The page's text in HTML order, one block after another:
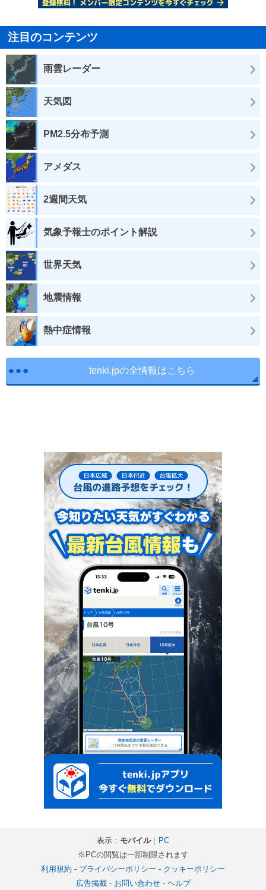
注目のコンテンツ
雨雲レーダー
天気図
PM2.5分布予測
アメダス
2週間天気
気象予報士のポイント解説
世界天気
地震情報
熱中症情報
tenki.jpの全情報はこちら
表示： モバイル｜ PC
※PCの閲覧は一部制限されます
利用規約 - プライバシーポリシー - クッキーポリシー
広告掲載- お問い合わせ- ヘルプ